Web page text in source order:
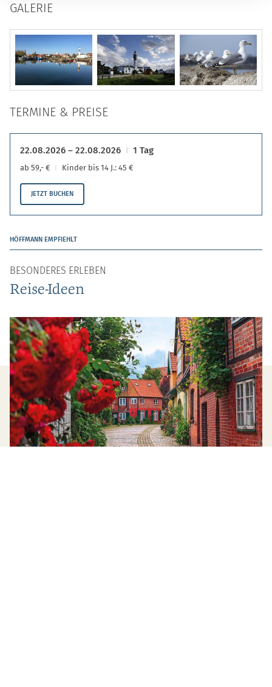
GALERIE
TERMINE & PREISE
22.08.2026 – 22.08.2026 1 Tag
ab 59,- € Kinder bis 14 J.: 45 €
JETZT BUCHEN
HÖFFMANN EMPFIEHLT
BESONDERES ERLEBEN
Reise-Ideen